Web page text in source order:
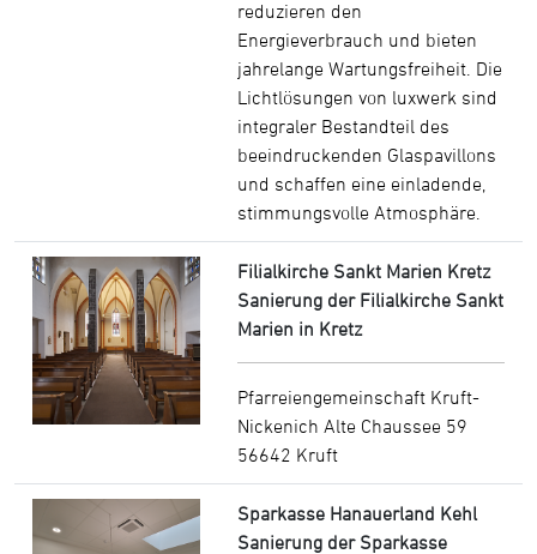
reduzieren den
Energieverbrauch und bieten
jahrelange Wartungsfreiheit. Die
Lichtlösungen von luxwerk sind
integraler Bestandteil des
beeindruckenden Glaspavillons
und schaffen eine einladende,
stimmungsvolle Atmosphäre.
Filialkirche Sankt Marien Kretz
Sanierung der Filialkirche Sankt
Marien in Kretz
Pfarreiengemeinschaft Kruft-
Nickenich Alte Chaussee 59
56642 Kruft
Sparkasse Hanauerland Kehl
Sanierung der Sparkasse